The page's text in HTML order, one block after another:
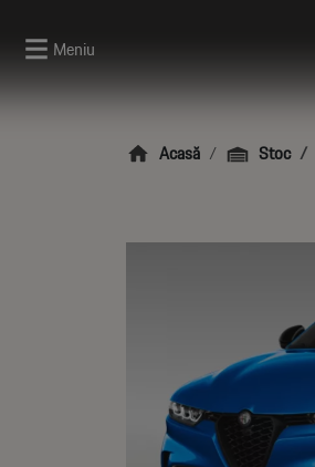
Meniu
Acasă Stoc